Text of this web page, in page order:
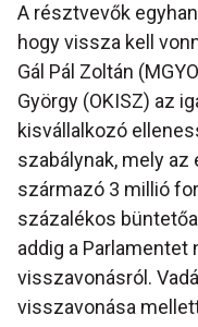
A résztvevők
hogy vissza kell
Gál Pál Zoltán
György (OKISZ) az
kisvállalkozó
szabálynak, mely
származó 3 millió
százalékos
addig a
visszavonásról.
visszavonása